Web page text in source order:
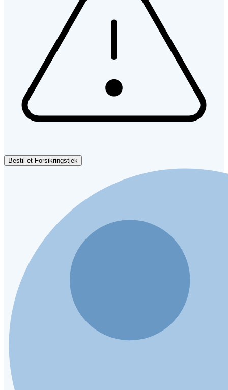
Bestil et Forsikringstjek